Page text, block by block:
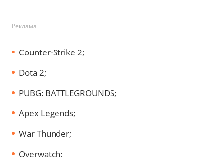
Реклама
Counter-Strike 2;
Dota 2;
PUBG: BATTLEGROUNDS;
Apex Legends;
War Thunder;
Overwatch;